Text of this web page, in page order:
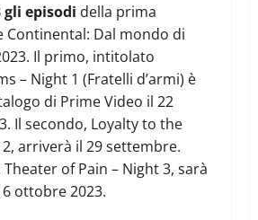
gli episodi della prima
Continental: Dal mondo di
Il primo, intitolato
– Night 1 (Fratelli d’armi) è
di Prime Video il 22
Il secondo, Loyalty to the
arriverà il 29 settembre.
of Pain – Night 3, sarà
ottobre 2023.